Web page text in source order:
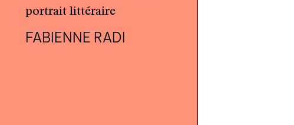
Frédéric
Schnyder
portrait littéraire
FABIENNE RADI